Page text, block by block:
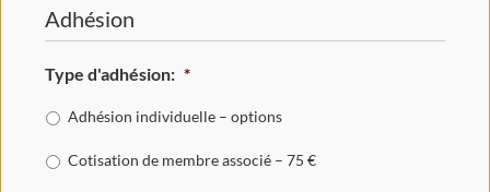
Adhésion
Type d'adhésion: *
Adhésion individuelle – options
Cotisation de membre associé – 75 €